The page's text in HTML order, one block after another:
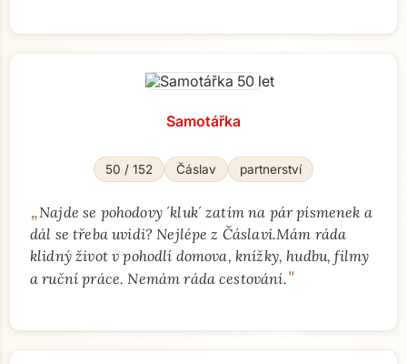
Přejít na hlavní obsah
Samotářka
50 / 152 Čáslav partnerství
„Najde se pohodovy ´kluk´ zatím na pár písmenek a
dál se třeba uvidi? Nejlépe z Čáslavi.Mám ráda
klidný život v pohodlí domova, knížky, hudbu, filmy
a ruční práce. Nemám ráda cestování."